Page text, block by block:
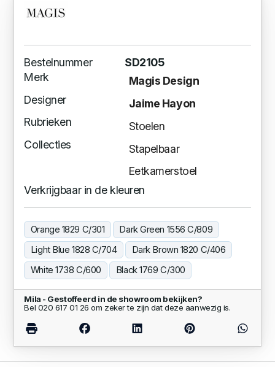
Bestelnummer
SD2105
Merk
Magis Design
Designer
Jaime Hayon
Rubrieken
Stoelen
Collecties
Stapelbaar
Eetkamerstoel
Verkrijgbaar in de kleuren
Orange 1829 C/301
Dark Green 1556 C/809
Light Blue 1828 C/704
Dark Brown 1820 C/406
White 1738 C/600
Black 1769 C/300
Mila - Gestoffeerd in de showroom bekijken?
Bel 020 617 01 26 om zeker te zijn dat deze aanwezig is.